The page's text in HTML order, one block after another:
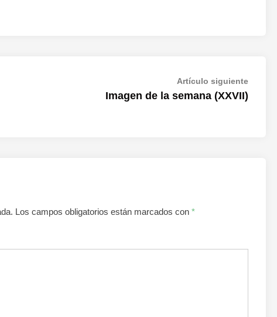
Artículo siguienteArtículo
Imagen de la semana (XXVII)
Los campos obligatorios están marcados con *